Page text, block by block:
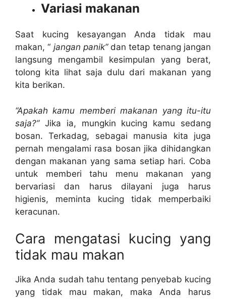
Variasi makanan
Saat kucing kesayangan Anda tidak mau
makan, “ jangan panik”dan tetap tenang jangan
langsung mengambil kesimpulan yang berat,
tolong kita lihat saja dulu dari makanan yang
kita berikan.
“Apakah kamu memberi makanan yang itu-itu
saja?”Jika ia, mungkin kucing kamu sedang
bosan. Terkadag, sebagai manusia kita juga
pernah mengalami rasa bosan jika dihidangkan
dengan makanan yang sama setiap hari. Coba
untuk memberi tahu menu makanan yang
bervariasi dan harus dilayani juga harus
higienis, meminta kucing tidak memperbaiki
keracunan.
Cara mengatasi kucing yang
tidak mau makan
Jika Anda sudah tahu tentang penyebab kucing
yang tidak mau makan, maka Anda harus